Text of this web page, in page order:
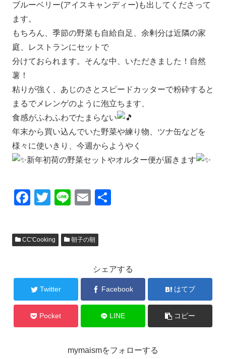
ブルーベリー(アイスキャンディー)も出してくださって
ます。
もちろん、季節の野菜も自給自足、余剰分は近隣の家
庭、レストランにセットで
分けておられます。そんな中、いただきました！自然
薯！
粘りが強く、あじのさとスピードカッターで粉砕すると
まるでメレンゲのように泡立ちます、
食感がふわふわでたまらない
年末から買い込んでいた野菜や練り物、ツナ缶などを
様々に使いきり、今週からようやく
新年初荷の野菜セットやオルター便が届きます
F
c
e
o
o
k
T
tt
er
Li
e
E
ail
CC'Cooking 朝子の朝
シェアする
Twitter Facebook はてブ
Pocket LINE コピー
mymaismをフォローする